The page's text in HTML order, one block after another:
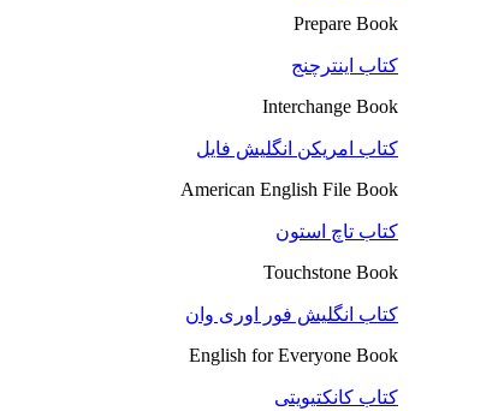
Prepare Book
کتاب اینترچنج
Interchange Book
کتاب امریکن انگلیش فایل
American English File Book
کتاب تاچ استون
Touchstone Book
کتاب انگلیش فور اوری وان
English for Everyone Book
کتاب کانکتیویتی